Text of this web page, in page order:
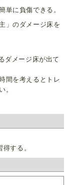
単に負傷できる。
」のダメージ床を
ダメージ床が出て
間を考えるとトレ
。
する。